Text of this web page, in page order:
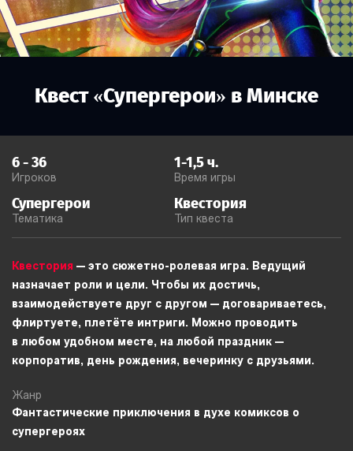
Квест «Супергерои» вМинске
6-36
Игроков
1-1,5ч.
Время игры
Супергерои
Тематика
Квестория
Тип квеста
Квестория — это сюжетно-ролевая игра. Ведущий
назначает роли и цели. Чтобы их достичь,
взаимодействуете друг с другом — договариваетесь,
флиртуете, плетёте интриги. Можно проводить
в любом удобном месте, на любой праздник —
корпоратив, день рождения, вечеринку с друзьями.
Жанр
Фантастические приключения в духе комиксов о
супергероях